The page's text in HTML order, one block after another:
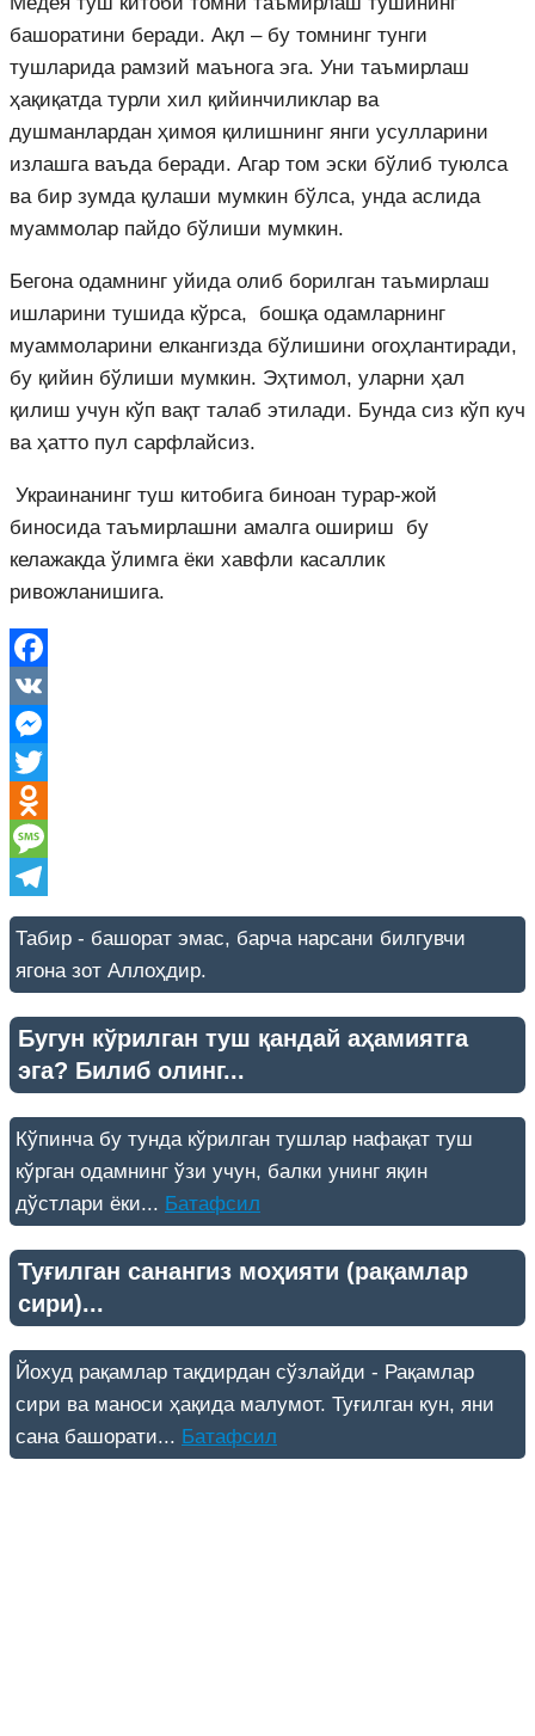
башоратини беради. Ақл – бу томнинг тунги
тушларида рамзий маънога эга. Уни таъмирлаш
ҳақиқатда турли хил қийинчиликлар ва
душманлардан ҳимоя қилишнинг янги усулларини
излашга ваъда беради. Агар том эски бўлиб туюлса
ва бир зумда қулаши мумкин бўлса, унда аслида
муаммолар пайдо бўлиши мумкин.
Бегона одамнинг уйида олиб борилган таъмирлаш
ишларини тушида кўрса, бошқа одамларнинг
муаммоларини елкангизда бўлишини огоҳлантиради,
бу қийин бўлиши мумкин. Эҳтимол, уларни ҳал
қилиш учун кўп вақт талаб этилади. Бунда сиз кўп куч
ва ҳатто пул сарфлайсиз.
Украинанинг туш китобига биноан турар-жой
биносида таъмирлашни амалга ошириш бу
келажакда ўлимга ёки хавфли касаллик
ривожланишига.
Facebook
VK
Messenger
Twitter
Odnoklassniki
Message
Telegram
Табир - башорат эмас, барча нарсани билгувчи
ягона зот Аллоҳдир.
Бугун кўрилган туш қандай аҳамиятга
эга? Билиб олинг...
Кўпинча бу тунда кўрилган тушлар нафақат туш
кўрган одамнинг ўзи учун, балки унинг яқин
дўстлари ёки... Батафсил
Туғилган санангиз моҳияти (рақамлар
сири)...
Йохуд рақамлар тақдирдан сўзлайди - Рақамлар
сири ва маноси ҳақида малумот. Туғилган кун, яни
сана башорати... Батафсил